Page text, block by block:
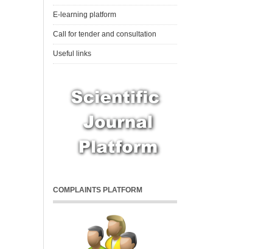
E-learning platform
Call for tender and consultation
Useful links
COMPLAINTS PLATFORM